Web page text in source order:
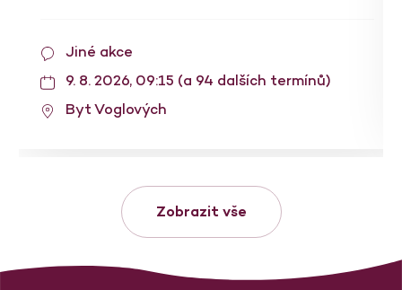
Jiné akce
9. 8. 2026, 09:15 (a 94 dalších termínů)
Byt Voglových
Zobrazit vše